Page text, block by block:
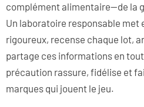
complément alimentaire—de la
Un laboratoire responsable
rigoureux, recense chaque lot,
partage ces informations en
précaution rassure, fidélise et
marques qui jouent le jeu.